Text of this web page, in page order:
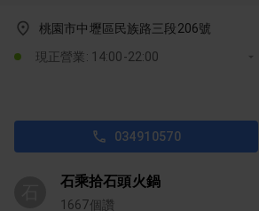
桃園市中壢區民族路三段206號
現正營業: 14:00-22:00
034910570
石乘拾石頭火鍋
1667個讚